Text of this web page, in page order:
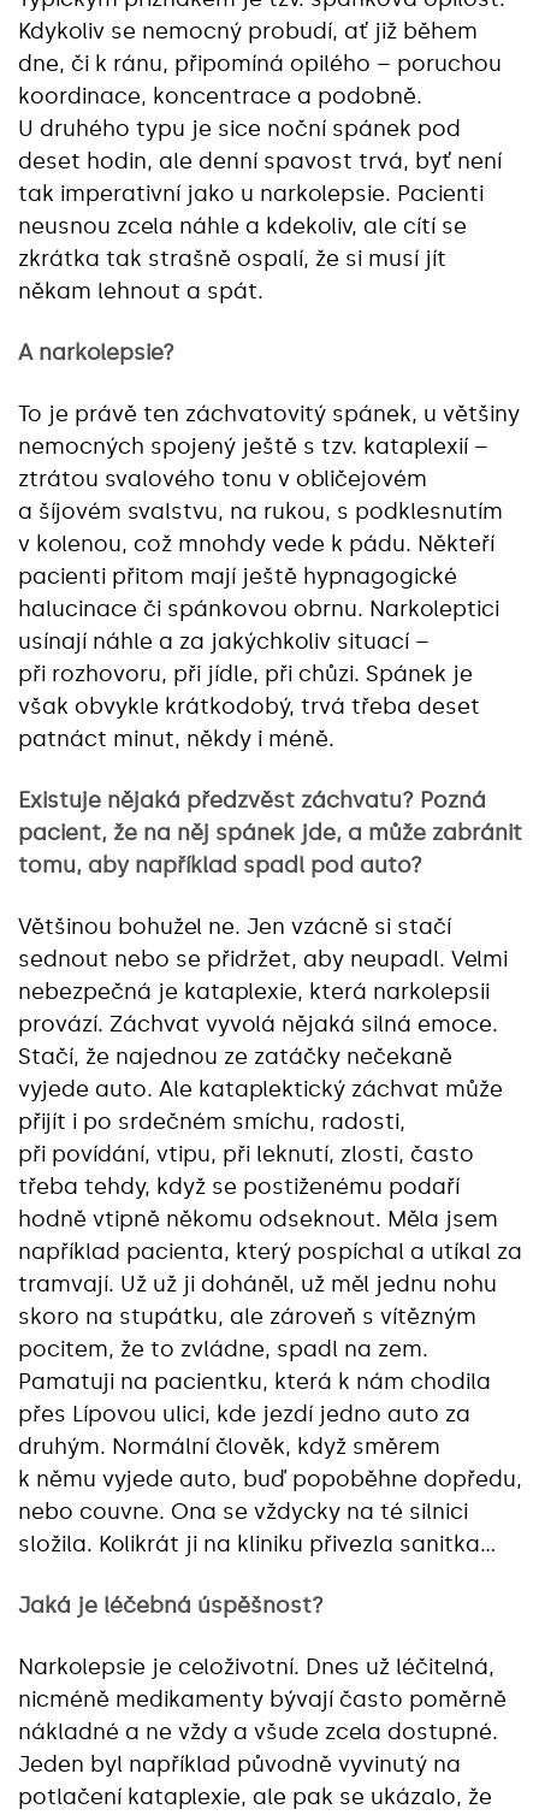
Kdykoliv se nemocný probudí, ať již během
dne, či k ránu, připomíná opilého – poruchou
koordinace, koncentrace a podobně.
U druhého typu je sice noční spánek pod
deset hodin, ale denní spavost trvá, byť není
tak imperativní jako u narkolepsie. Pacienti
neusnou zcela náhle a kdekoliv, ale cítí se
zkrátka tak strašně ospalí, že si musí jít
někam lehnout a spát.
A narkolepsie?
To je právě ten záchvatovitý spánek, u většiny
nemocných spojený ještě s tzv. kataplexií –
ztrátou svalového tonu v obličejovém
a šíjovém svalstvu, na rukou, s podklesnutím
v kolenou, což mnohdy vede k pádu. Někteří
pacienti přitom mají ještě hypnagogické
halucinace či spánkovou obrnu. Narkoleptici
usínají náhle a za jakýchkoliv situací –
při rozhovoru, při jídle, při chůzi. Spánek je
však obvykle krátkodobý, trvá třeba deset
patnáct minut, někdy i méně.
Existuje nějaká předzvěst záchvatu? Pozná
pacient, že na něj spánek jde, a může zabránit
tomu, aby například spadl pod auto?
Většinou bohužel ne. Jen vzácně si stačí
sednout nebo se přidržet, aby neupadl. Velmi
nebezpečná je kataplexie, která narkolepsii
provází. Záchvat vyvolá nějaká silná emoce.
Stačí, že najednou ze zatáčky nečekaně
vyjede auto. Ale kataplektický záchvat může
přijít i po srdečném smíchu, radosti,
při povídání, vtipu, při leknutí, zlosti, často
třeba tehdy, když se postiženému podaří
hodně vtipně někomu odseknout. Měla jsem
například pacienta, který pospíchal a utíkal za
tramvají. Už už ji doháněl, už měl jednu nohu
skoro na stupátku, ale zároveň s vítězným
pocitem, že to zvládne, spadl na zem.
Pamatuji na pacientku, která k nám chodila
přes Lípovou ulici, kde jezdí jedno auto za
druhým. Normální člověk, když směrem
k němu vyjede auto, buď popoběhne dopředu,
nebo couvne. Ona se vždycky na té silnici
složila. Kolikrát ji na kliniku přivezla sanitka…
Jaká je léčebná úspěšnost?
Narkolepsie je celoživotní. Dnes už léčitelná,
nicméně medikamenty bývají často poměrně
nákladné a ne vždy a všude zcela dostupné.
Jeden byl například původně vyvinutý na
potlačení kataplexie, ale pak se ukázalo, že